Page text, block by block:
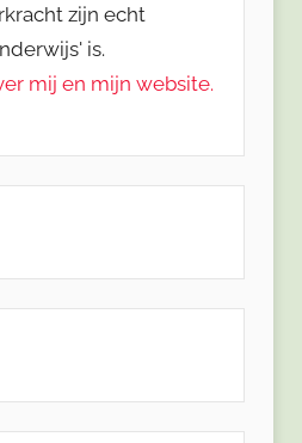
zijn echt
is.
mij en mijn website.